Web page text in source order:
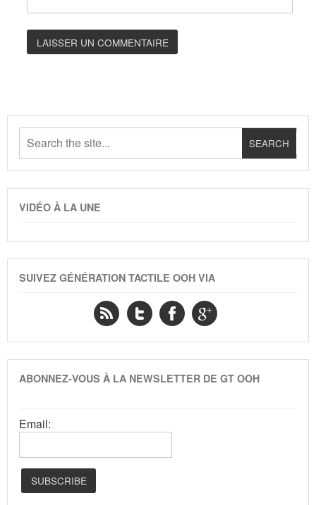
VIDÉO À LA UNE
SUIVEZ GÉNÉRATION TACTILE OOH VIA
ABONNEZ-VOUS À LA NEWSLETTER DE GT OOH
Email: